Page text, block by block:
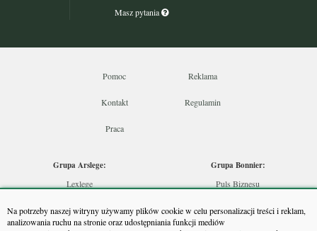
Na potrzeby naszej witryny używamy plików cookie w celu personalizacji treści i reklam,
analizowania ruchu na stronie oraz udostępniania funkcji mediów
Masz pytania
Pomoc Reklama
Kontakt Regulamin
Praca
Grupa Arslege:
Lexlege
Skarbowcy
Grupa Bonnier:
Puls Biznesu
Puls Medycyny